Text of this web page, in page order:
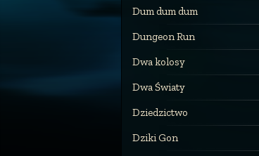
Dum dum dum
Dungeon Run
Dwa kolosy
Dwa Światy
Dziedzictwo
Dziki Gon